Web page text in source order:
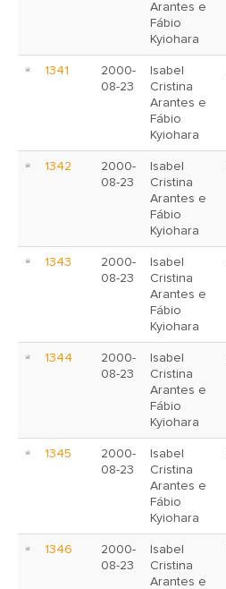
Arantes e
Fábio
Kyiohara
1341
2000-
08-23
Isabel
Cristina
Arantes e
Fábio
Kyiohara
1342
2000-
08-23
Isabel
Cristina
Arantes e
Fábio
Kyiohara
1343
2000-
08-23
Isabel
Cristina
Arantes e
Fábio
Kyiohara
1344
2000-
08-23
Isabel
Cristina
Arantes e
Fábio
Kyiohara
1345
2000-
08-23
Isabel
Cristina
Arantes e
Fábio
Kyiohara
1346
2000-
08-23
Isabel
Cristina
Arantes e